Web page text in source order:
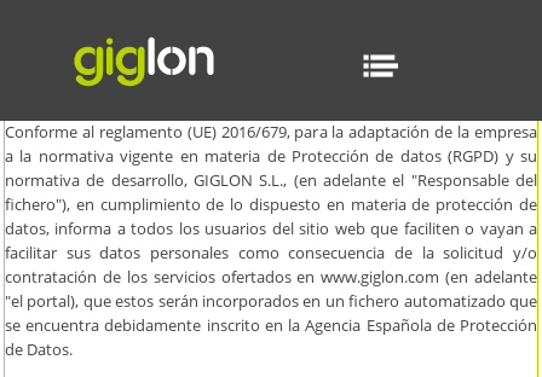
POLITICA DE PRIVACIDAD
Conforme al reglamento (UE) 2016/679, para la adaptación de la empresa
a la normativa vigente en materia de Protección de datos (RGPD) y su
normativa de desarrollo, GIGLON S.L., (en adelante el "Responsable del
fichero"), en cumplimiento de lo dispuesto en materia de protección de
datos, informa a todos los usuarios del sitio web que faciliten o vayan a
facilitar sus datos personales como consecuencia de la solicitud y/o
contratación de los servicios ofertados enwww.giglon.com (en adelante
"el portal), que estos serán incorporados en un fichero automatizado que
se encuentra debidamente inscrito en la Agencia Española de Protección
de Datos.